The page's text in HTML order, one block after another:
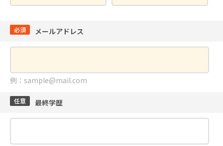
必須 メールアドレス
例：sample@mail.com
任意 最終学歴